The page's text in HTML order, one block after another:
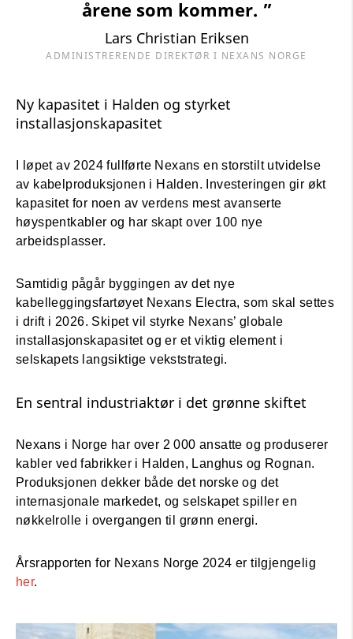
årene som kommer. ”
Lars Christian Eriksen
ADMINISTRERENDE DIREKTØR I NEXANS NORGE
Ny kapasitet i Halden og styrket
installasjonskapasitet
I løpet av 2024 fullførte Nexans en storstilt utvidelse
av kabelproduksjonen i Halden. Investeringen gir økt
kapasitet for noen av verdens mest avanserte
høyspentkabler og har skapt over 100 nye
arbeidsplasser.
Samtidig pågår byggingen av det nye
kabelleggingsfartøyet Nexans Electra, som skal settes
i drift i 2026. Skipet vil styrke Nexans’ globale
installasjonskapasitet og er et viktig element i
selskapets langsiktige vekststrategi.
En sentral industriaktør i det grønne skiftet
Nexans i Norge har over 2 000 ansatte og produserer
kabler ved fabrikker i Halden, Langhus og Rognan.
Produksjonen dekker både det norske og det
internasjonale markedet, og selskapet spiller en
nøkkelrolle i overgangen til grønn energi.
Årsrapporten for Nexans Norge 2024 er tilgjengelig
her.